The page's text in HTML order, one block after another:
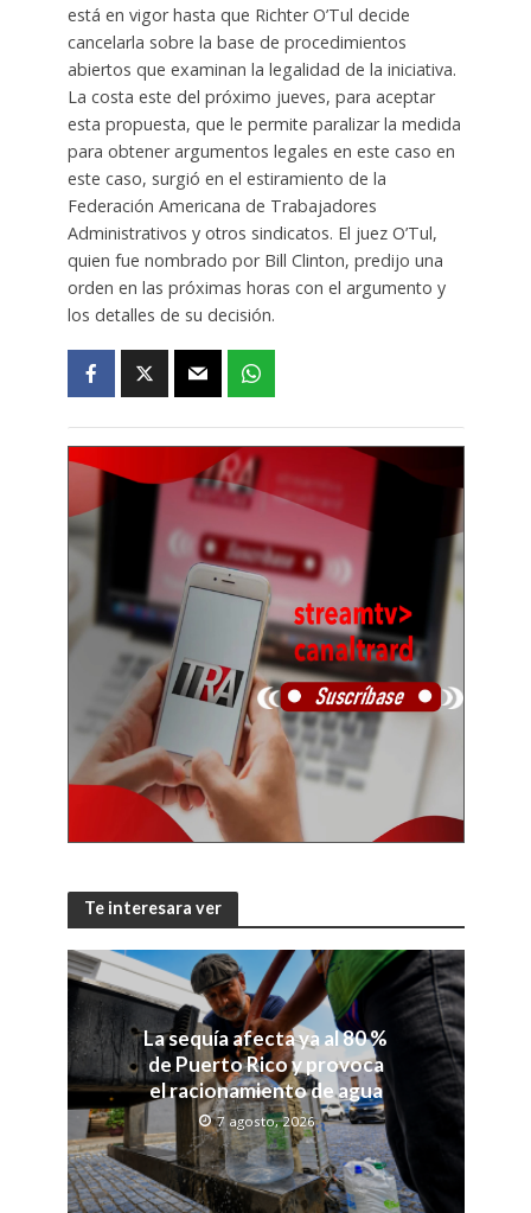
está en vigor hasta que Richter O’Tul decide
cancelarla sobre la base de procedimientos
abiertos que examinan la legalidad de la iniciativa.
La costa este del próximo jueves, para aceptar
esta propuesta, que le permite paralizar la medida
para obtener argumentos legales en este caso en
este caso, surgió en el estiramiento de la
Federación Americana de Trabajadores
Administrativos y otros sindicatos. El juez O’Tul,
quien fue nombrado por Bill Clinton, predijo una
orden en las próximas horas con el argumento y
los detalles de su decisión.
Te interesara ver
La sequía afecta ya al 80 %
de Puerto Rico y provoca
el racionamiento de agua
7 agosto, 2026